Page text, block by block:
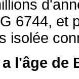
6744, et
isolée
l'âge de